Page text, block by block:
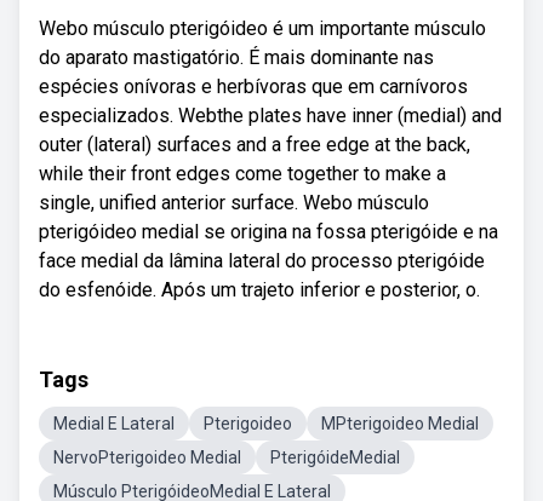
Webo músculo pterigóideo é um importante músculo
do aparato mastigatório. É mais dominante nas
espécies onívoras e herbívoras que em carnívoros
especializados. Webthe plates have inner (medial) and
outer (lateral) surfaces and a free edge at the back,
while their front edges come together to make a
single, unified anterior surface. Webo músculo
pterigóideo medial se origina na fossa pterigóide e na
face medial da lâmina lateral do processo pterigóide
do esfenóide. Após um trajeto inferior e posterior, o.
Tags
Medial E Lateral Pterigoideo
MPterigoideo Medial
NervoPterigoideo Medial
PterigóideMedial
Músculo PterigóideoMedial E Lateral